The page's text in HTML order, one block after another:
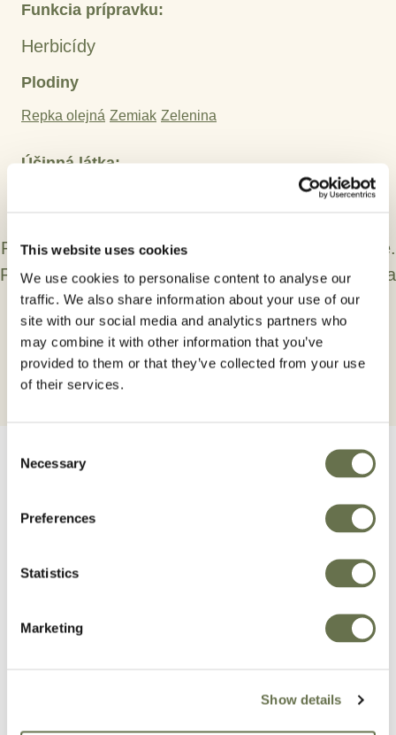
This website uses cookies
We use cookies to personalise content to analyse our
traffic. We also share information about your use of our
site with our social media and analytics partners who
may combine it with other information that you’ve
provided to them or that they’ve collected from your use
of their services.
Selection
Necessary
Preferences
Statistics
Marketing
Show details
Funkcia prípravku:
Herbicídy
Plodiny
Repka olejná Zemiak Zelenina
Účinná látka:
Prípravky na ochranu rastlín používajte bezpečne.
Pred použitím si vždy dôkladne prečítajte etiketu a
informácie o prípravku.
Súvisiace produkty